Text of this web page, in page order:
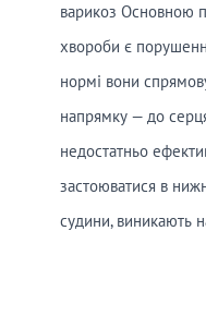
варикоз Основною
хвороби є
нормі вони
напрямку — до
недостатньо
застоюватися в
судини, виникають